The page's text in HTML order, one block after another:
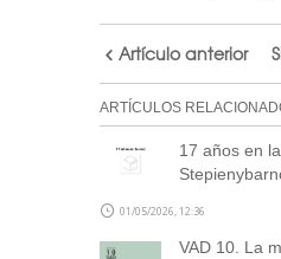
Artículo anterior
ARTÍCULOS
17 años en
01/05/2026, 12:36
VAD 10. La